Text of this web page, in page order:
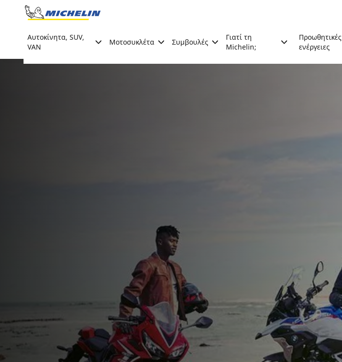
Go to page content
Αυτοκίνητα, SUV,
VAN
Μοτοσυκλέτα Συμβουλές
Γιατί τη
Michelin;
Προωθητικές
ενέργειες